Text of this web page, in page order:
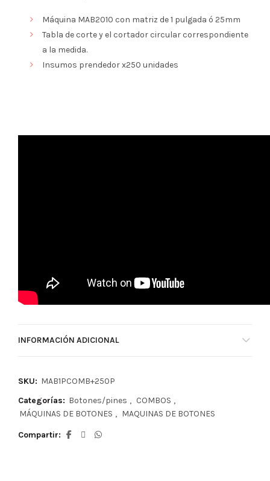
Máquina MAB2010 con matriz de 1 pulgada ó 25mm
Tabla de corte y el cortador circular correspondiente
a la medida.
Insumos prendedor x250 unidades
INFORMACIÓN ADICIONAL
SKU: MAB1PCOMB+250P
Categorías: Botones/pines , COMBOS ,
MÁQUINAS DE BOTONES , MAQUINAS DE BOTONES
Compartir